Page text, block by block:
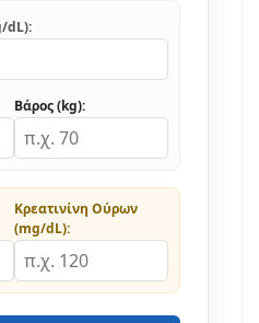
dL):
Βάρος (kg):
Κρεατινίνη Ούρων
(mg/dL):